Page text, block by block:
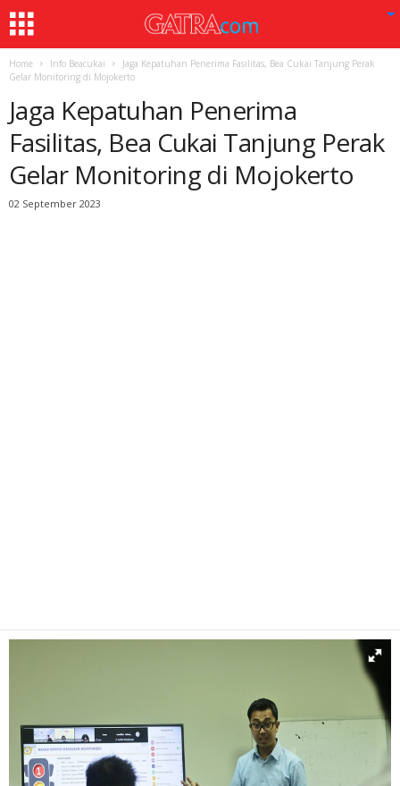
Home Info Beacukai
Jaga Kepatuhan Penerima Fasilitas, Bea Cukai Tanjung Perak
Gelar Monitoring di Mojokerto
Jaga Kepatuhan Penerima
Fasilitas, Bea Cukai Tanjung Perak
Gelar Monitoring di Mojokerto
02 September 2023